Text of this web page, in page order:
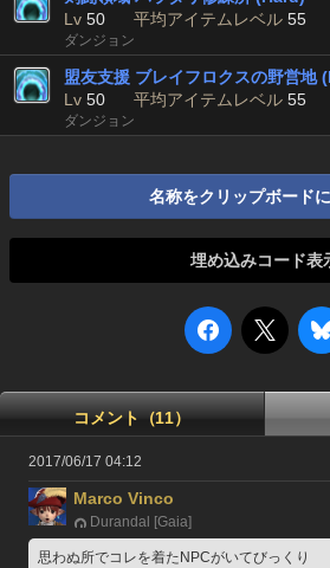
Lv 50 平均アイテムレベル 55
ダンジョン
盟友支援 ブレイフロクスの野営地
Lv 50 平均アイテムレベル 55
ダンジョン
名称をクリップボード
埋め込みコード表
コメント（11）
2017/06/17 04:12
Marco Vinco
Durandal [Gaia]
思わぬ所でコレを着たNPCがいてびっくり